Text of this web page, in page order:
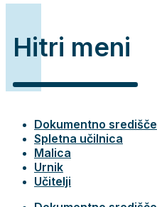
Hitri meni
Dokumentno središče
Spletna učilnica
Malica
Urnik
Učitelji